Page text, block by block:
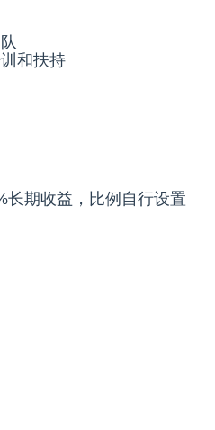
和扶持
长期收益，比例自行设置